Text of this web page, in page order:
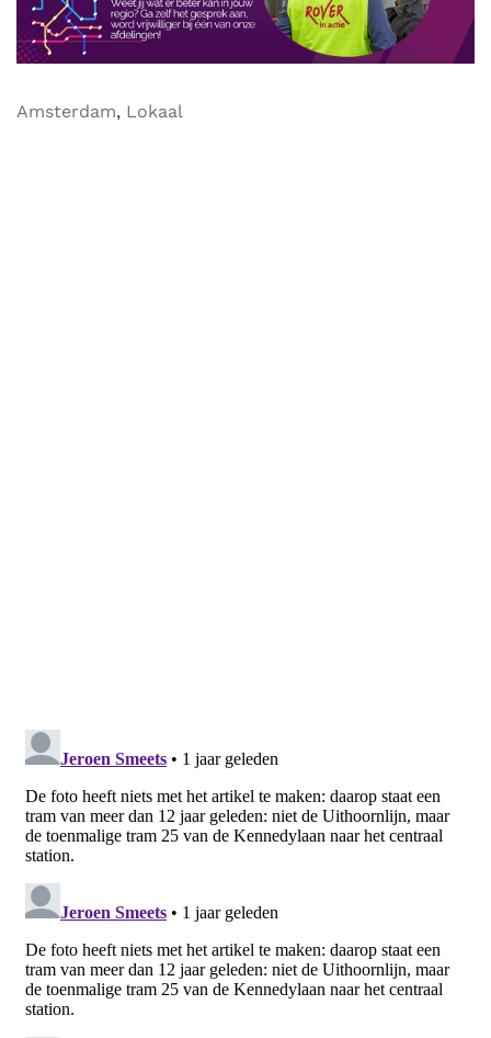
Amsterdam, Lokaal